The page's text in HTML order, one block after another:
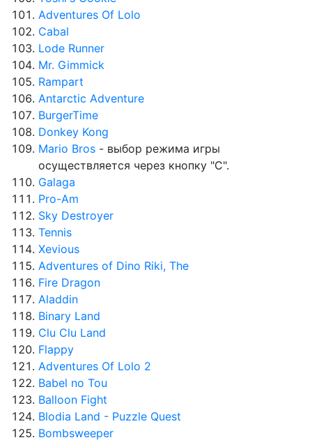
Adventures Of Lolo
Cabal
Lode Runner
Mr. Gimmick
Rampart
Antarctic Adventure
BurgerTime
Donkey Kong
Mario Bros - выбор режима игры
осуществляется через кнопку "С".
Galaga
Pro-Am
Sky Destroyer
Tennis
Xevious
Adventures of Dino Riki, The
Fire Dragon
Aladdin
Binary Land
Clu Clu Land
Flappy
Adventures Of Lolo 2
Babel no Tou
Balloon Fight
Blodia Land - Puzzle Quest
Bombsweeper